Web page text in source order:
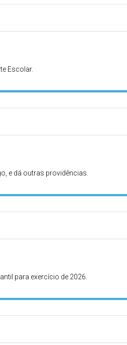
Escolar.
e dá outras providências.
para exercício de 2026.